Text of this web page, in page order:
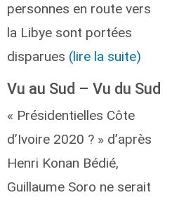
personnes en route vers
la Libye sont portées
disparues (lire la suite)
Vu au Sud – Vu du Sud
« Présidentielles Côte
d’Ivoire 2020 ? » d’après
Henri Konan Bédié,
Guillaume Soro ne serait